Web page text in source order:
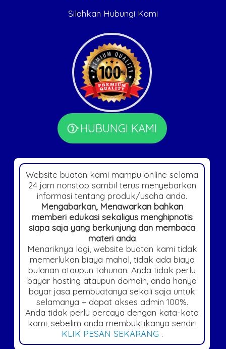
Silahkan Hubungi Kami
HUBUNGI KAMI
Website buatan kami mampu online selama
24 jam nonstop sambil terus menyebarkan
informasi tentang produk/usaha anda.
Mengabarkan, Menawarkan bahkan
memberi edukasi sekaligus menghipnotis
siapa saja yang berkunjung dan membaca
materi anda
Menariknya lagi, website buatan kami tidak
memerlukan biaya mahal, tidak ada biaya
bulanan ataupun tahunan. Anda tidak perlu
bayar hosting ataupun domain, anda hanya
bayar jasa pembuatanya sekali saja untuk
selamanya + dapat akses admin 100%.
Anda tidak perlu percaya dengan kata-kata
kami, sebelim anda membuktikanya sendiri
KLIK PESAN SEKARANG .